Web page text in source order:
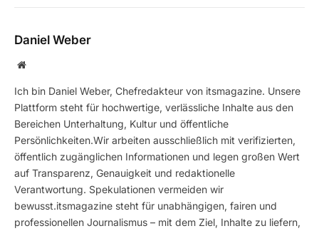
Daniel Weber
Website
Ich bin Daniel Weber, Chefredakteur von itsmagazine. Unsere
Plattform steht für hochwertige, verlässliche Inhalte aus den
Bereichen Unterhaltung, Kultur und öffentliche
Persönlichkeiten.Wir arbeiten ausschließlich mit verifizierten,
öffentlich zugänglichen Informationen und legen großen Wert
auf Transparenz, Genauigkeit und redaktionelle
Verantwortung. Spekulationen vermeiden wir
bewusst.itsmagazine steht für unabhängigen, fairen und
professionellen Journalismus – mit dem Ziel, Inhalte zu liefern,